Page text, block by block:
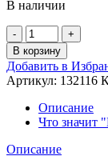
В наличии
Количество
товара
Пленка
упаковочная
база
в
ассортименте
листов
В корзину
Добавить в
Артикул: 132116
Описание
Что значит
Описание